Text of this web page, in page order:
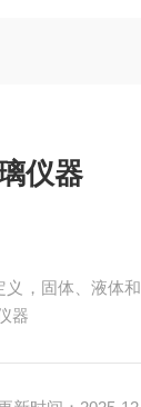
仪器
，固体、液体
器